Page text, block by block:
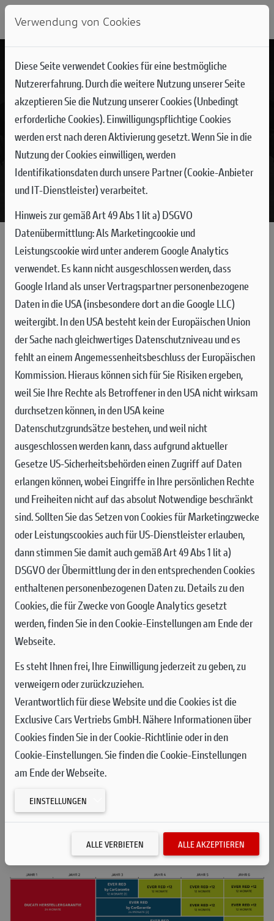
GARANTIEVERLÄNGERUNG VON
DUCATI UND CARGARANTIE
Ducati bietet auch die Möglichkeit die Herstellergarantie mit
drei verschiedenen Produkten zu verlängern. Bei Wechsel des
Eigentümers bleibt die Garantiedeckung bis zum Ablauf des
gewählten Zeitraums bestehen. Aktiviere die Garantie noch
heute und genieße den unbeschwerten Fahrgenuss mit Factory
Factory Ever Red.
FACTORY EVER RED, die Verlängerung die nur beim Kauf oder
innerhalb von 30 Tagen nach Garantieaktivierung erhältlich ist.
Sie kann bequem mit dem
Motorrad finanziert werden und kann für weitere 12 oder 24
Monate abgeschlossen werden.
EVER RED by CarGarantie, die Verlängerung ist ab dem zweiten
Monat bis zu einer Laufleistung von maximal 20.000
Kilometern ab dem Erwerb des Motorrades erhältlich und kann
für 12, 24 oder 36 Monate abgeschlossen werden.
EVER RED +12 by CarGarantie, die Verlängerung die vor Ablauf
von EVER RED by CarGarantie für jeweils weitere 12 Monate
abgeschlossen werden kann.
Verwendung von Cookies
Diese Seite verwendet Cookies für eine bestmögliche
Nutzererfahrung. Durch die weitere Nutzung unserer Seite
akzeptieren Sie die Nutzung unserer Cookies (Unbedingt
erforderliche Cookies). Einwilligungspflichtige Cookies
werden erst nach deren Aktivierung gesetzt. Wenn Sie in die
Nutzung der Cookies einwilligen, werden
Identifikationsdaten durch unsere Partner (Cookie-Anbieter
und IT-Dienstleister) verarbeitet.
Hinweis zur gemäß Art 49 Abs 1 lit a) DSGVO
Datenübermittlung:Als Marketingcookie und
Leistungscookie wird unter anderem Google Analytics
verwendet. Es kann nicht ausgeschlossen werden, dass
Google Irland als unser Vertragspartner personenbezogene
Daten in die USA (insbesondere dort an die Google LLC)
weitergibt. In den USA besteht kein der Europäischen Union
der Sache nach gleichwertiges Datenschutzniveau und es
fehlt an einem Angemessenheitsbeschluss der Europäischen
Kommission. Hieraus können sich für Sie Risiken ergeben,
weil Sie Ihre Rechte als Betroffener in den USA nicht wirksam
durchsetzen können, in den USA keine
Datenschutzgrundsätze bestehen, und weil nicht
ausgeschlossen werden kann, dass aufgrund aktueller
Gesetze US-Sicherheitsbehörden einen Zugriff auf Daten
erlangen können, wobei Eingriffe in Ihre persönlichen Rechte
und Freiheiten nicht auf das absolut Notwendige beschränkt
sind.Sollten Sie das Setzen von Cookies für Marketingzwecke
oder Leistungscookies auch für US-Dienstleister erlauben,
dann stimmen Sie damit auch gemäß Art 49 Abs 1 lit a)
DSGVO der Übermittlung der in den entsprechenden Cookies
enthaltenen personenbezogenen Daten zu. Details zu den
Cookies, die für Zwecke von Google Analytics gesetzt
werden, finden Sie in den Cookie-Einstellungen am Ende der
Webseite.
Es steht Ihnen frei, Ihre Einwilligung jederzeit zu geben, zu
verweigern oder zurückzuziehen.
Verantwortlich für diese Website und die Cookies ist die
Exclusive Cars Vertriebs GmbH. Nähere Informationen über
Cookies finden Sie in der Cookie-Richtlinie oder in den
Cookie-Einstellungen. Sie finden die Cookie-Einstellungen
am Ende der Webseite.
EINSTELLUNGEN
ALLE VERBIETEN ALLE AKZEPTIEREN